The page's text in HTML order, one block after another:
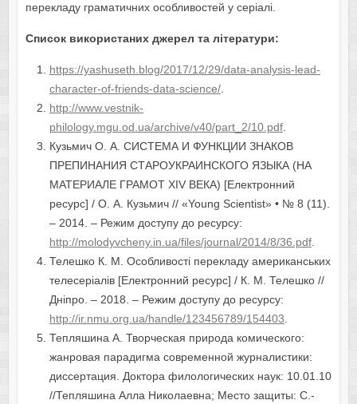
перекладу граматичних особливостей у серіалі.
Список використаних джерел та літератури:
https://yashuseth.blog/2017/12/29/data-analysis-lead-
character-of-friends-data-science/.
http://www.vestnik-
philology.mgu.od.ua/archive/v40/part_2/10.pdf.
Кузьмич О. А. СИСТЕМА И ФУНКЦИИ ЗНАКОВ
ПРЕПИНАНИЯ СТАРОУКРАИНСКОГО ЯЗЫКА (НА
МАТЕРИАЛЕ ГРАМОТ XIV ВЕКА) [Електронний
ресурс] / О. А. Кузьмич // «Young Scientist» • № 8 (11).
– 2014. – Режим доступу до ресурсу:
http://molodyvcheny.in.ua/files/journal/2014/8/36.pdf.
Телешко К. М. Особливості перекладу американських
телесеріалів [Електронний ресурс] / К. М. Телешко //
Дніпро. – 2018. – Режим доступу до ресурсу:
http://ir.nmu.org.ua/handle/123456789/154403.
Тепляшина А. Творческая природа комического:
жанровая парадигма современной журналистики:
диссертация. Доктора филологических наук: 10.01.10
//Тепляшина Алла Николаевна; Место защиты: С.-